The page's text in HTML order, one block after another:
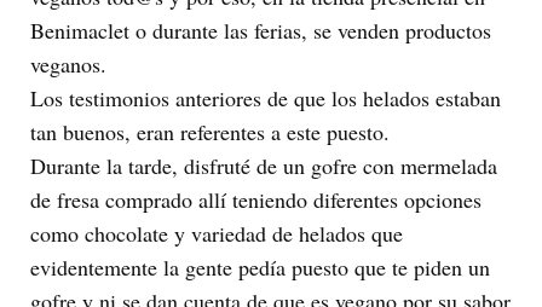
Benimaclet o durante las ferias, se venden productos
veganos.
Los testimonios anteriores de que los helados estaban
tan buenos, eran referentes a este puesto.
Durante la tarde, disfruté de un gofre con mermelada
de fresa comprado allí teniendo diferentes opciones
como chocolate y variedad de helados que
evidentemente la gente pedía puesto que te piden un
gofre y ni se dan cuenta de que es vegano por su sabor